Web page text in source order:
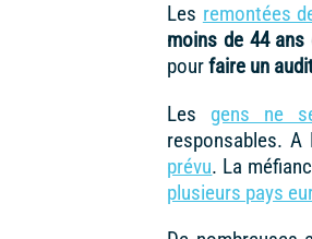
Les remontées
moins de 44
pourfaire un
Les gens ne
responsables.
prévu. La
plusieurs pays